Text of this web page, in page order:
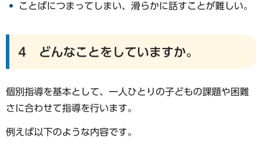
ことばにつまってしまい、滑らかに話すことが難しい。
4 どんなことをしていますか。
個別指導を基本として、一人ひとりの子どもの課題や困難
さに合わせて指導を行います。
例えば以下のような内容です。